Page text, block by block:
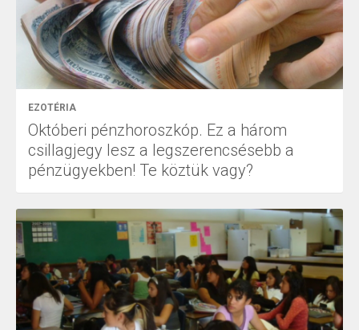
EZOTÉRIA
Októberi pénzhoroszkóp. Ez a három
csillagjegy lesz a legszerencsésebb a
pénzügyekben! Te köztük vagy?